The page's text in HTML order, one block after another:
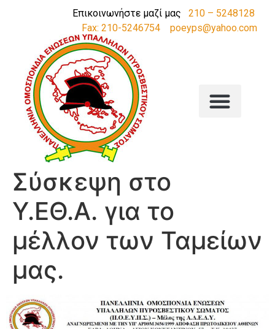
Επικοινωνήστε μαζί μας 210 – 5248128
Fax: 210-5246754
poeyps@yahoo.com
Σύσκεψη στο
Υ.ΕΘ.Α. για το
μέλλον των Ταμείων
μας.